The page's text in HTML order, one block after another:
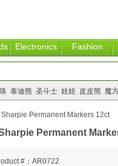
Electronics Fashion
泰迪熊 圣斗士 娃娃 皮皮熊 魔
Permanent
#：AR0722
Sharpie Permanent Markers 12ct